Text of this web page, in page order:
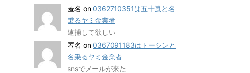
匿名 on 0362710351は五十嵐と名
乗るヤミ金業者
逮捕して欲しい
匿名 on 0367091183はトーシンと
名乗るヤミ金業者
snsでメールが来た